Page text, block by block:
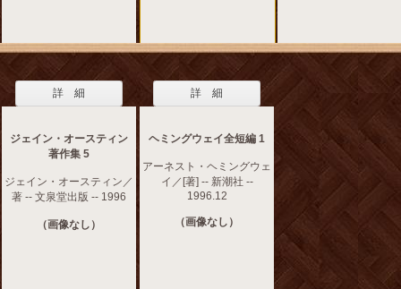
詳 細
ジェイン・オースティン
著作集 5
ジェイン・オースティン／
著 -- 文泉堂出版 -- 1996
（画像なし）
詳 細
ヘミングウェイ全短編 1
アーネスト・ヘミングウェ
イ／[著] -- 新潮社 --
1996.12
（画像なし）